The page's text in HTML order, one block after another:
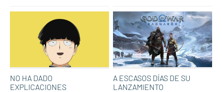
NO HA DADO
EXPLICACIONES
A ESCASOS DÍAS DE SU
LANZAMIENTO